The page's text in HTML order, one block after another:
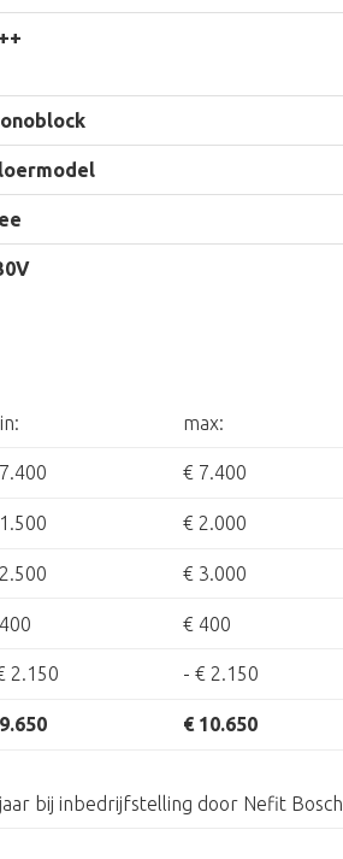
max:
€ 7.400
€ 2.000
€ 3.000
€ 400
2.150 -€ 2.150
€ 10.650
bij inbedrijfstelling door Nefit Bosch